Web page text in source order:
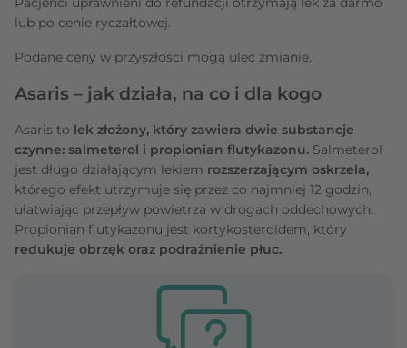
lub po cenie ryczałtowej.
Podane ceny w przyszłości mogą ulec zmianie.
Asaris – jak działa, na co i dla kogo
Asaris to lek złożony, który zawiera dwie substancje
czynne: salmeterol i propionian flutykazonu. Salmeterol
jest długo działającym lekiem rozszerzającym oskrzela,
którego efekt utrzymuje się przez co najmniej 12 godzin,
ułatwiając przepływ powietrza w drogach oddechowych.
Propionian flutykazonu jest kortykosteroidem, który
redukuje obrzęk oraz podrażnienie płuc.